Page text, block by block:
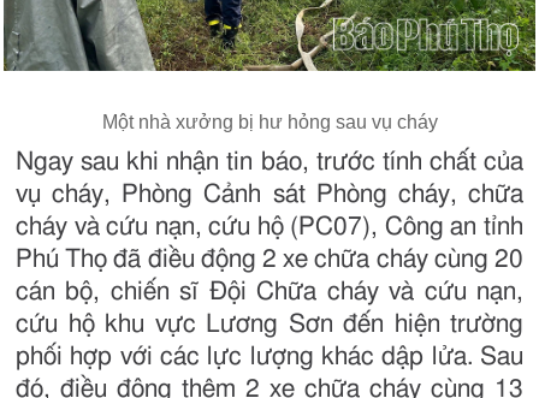
Một nhà xưởng bị hư hỏng sau vụ cháy
Ngay sau khi nhận tin báo, trước tính chất của
vụ cháy, Phòng Cảnh sát Phòng cháy, chữa
cháy và cứu nạn, cứu hộ (PC07), Công an tỉnh
Phú Thọ đã điều động 2 xe chữa cháy cùng 20
cán bộ, chiến sĩ Đội Chữa cháy và cứu nạn,
cứu hộ khu vực Lương Sơn đến hiện trường
phối hợp với các lực lượng khác dập lửa. Sau
đó, điều động thêm 2 xe chữa cháy cùng 13